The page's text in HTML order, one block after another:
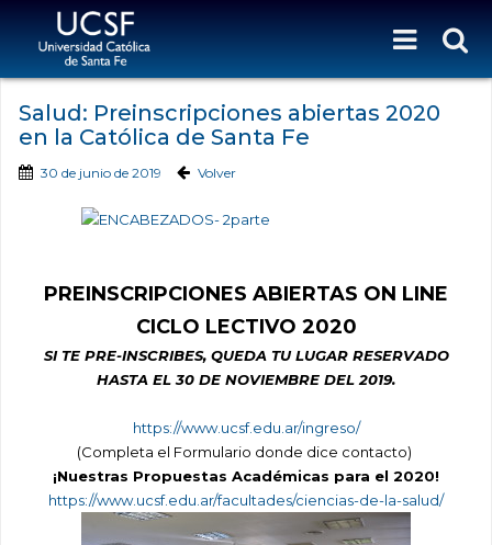
Salud: Preinscripciones abiertas 2020
en la Católica de Santa Fe
30 de junio de 2019 Volver
PREINSCRIPCIONES ABIERTAS ON LINE
CICLO LECTIVO 2020
SI TE PRE-INSCRIBES, QUEDA TU LUGAR RESERVADO
HASTA EL 30 DE NOVIEMBRE DEL 2019.
https://www.ucsf.edu.ar/ingreso/
(Completa el Formulario donde dice contacto)
¡Nuestras Propuestas Académicas para el 2020!
https://www.ucsf.edu.ar/facultades/ciencias-de-la-salud/